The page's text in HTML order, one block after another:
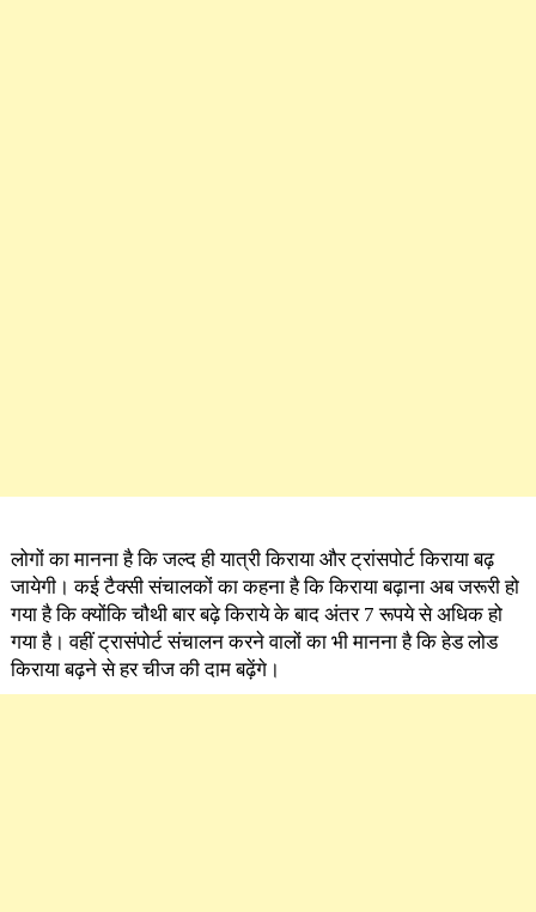
लोगों का मानना है कि जल्द ही यात्री किराया और ट्रांसपोर्ट किराया बढ़
जायेगी। कई टैक्सी संचालकों का कहना है कि किराया बढ़ाना अब जरूरी हो
गया है कि क्योंकि चौथी बार बढ़े किराये के बाद अंतर 7 रूपये से अधिक हो
गया है। वहीं ट्रासंपोर्ट संचालन करने वालों का भी मानना है कि हेड लोड
किराया बढ़ने से हर चीज की दाम बढ़ेंगे।